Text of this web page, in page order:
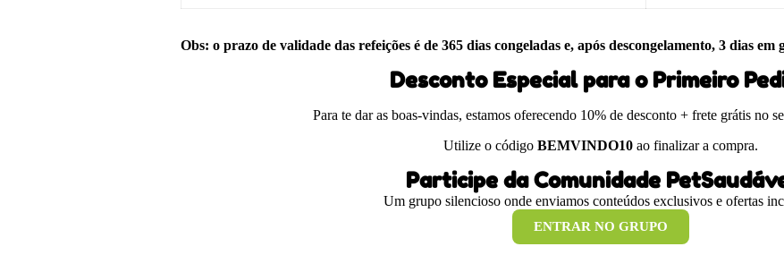
Obs: o prazo de validade das refeições é de 365 dias congeladas e, após descongelamento, 3 dias em
Desconto Especial para o Primeiro
Para te dar as boas-vindas, estamos oferecendo 10% de desconto + frete grátis no
Utilize o código BEMVINDO10 ao finalizar a compra.
Participe da Comunidade
Um grupo silencioso onde enviamos conteúdos exclusivos e ofertas
ENTRAR NO GRUPO